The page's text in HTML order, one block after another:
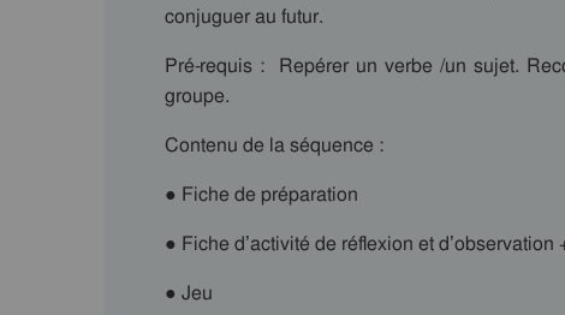
conjuguer au futur.
Pré-requis : Repérer un verbe /un sujet.
groupe.
Contenu de la séquence :
● Fiche de préparation
● Fiche d’activité de réflexion et d’observation
● Jeu